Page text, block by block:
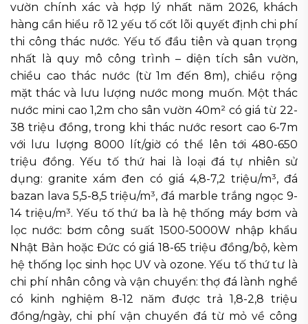
vườn chính xác và hợp lý nhất năm 2026, khách
hàng cần hiểu rõ 12 yếu tố cốt lõi quyết định chi phí
thi công thác nước. Yếu tố đầu tiên và quan trọng
nhất là quy mô công trình – diện tích sân vườn,
chiều cao thác nước (từ 1m đến 8m), chiều rộng
mặt thác và lưu lượng nước mong muốn. Một thác
nước mini cao 1,2m cho sân vườn 40m² có giá từ 22-
38 triệu đồng, trong khi thác nước resort cao 6-7m
với lưu lượng 8000 lít/giờ có thể lên tới 480-650
triệu đồng. Yếu tố thứ hai là loại đá tự nhiên sử
dụng: granite xám đen có giá 4,8-7,2 triệu/m³, đá
bazan lava 5,5-8,5 triệu/m³, đá marble trắng ngọc 9-
14 triệu/m³. Yếu tố thứ ba là hệ thống máy bơm và
lọc nước: bơm công suất 1500-5000W nhập khẩu
Nhật Bản hoặc Đức có giá 18-65 triệu đồng/bộ, kèm
hệ thống lọc sinh học UV và ozone. Yếu tố thứ tư là
chi phí nhân công và vận chuyển: thợ đá lành nghề
có kinh nghiệm 8-12 năm được trả 1,8-2,8 triệu
đồng/ngày, chi phí vận chuyển đá từ mỏ về công